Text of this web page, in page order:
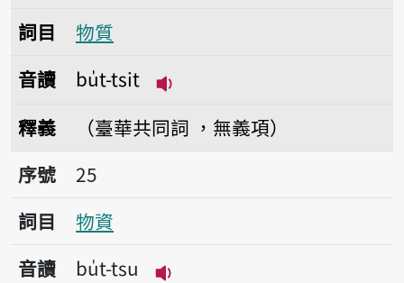
詞目
物質
音讀
bu̍t-tsit
釋義
（臺華共同詞 ，無義項）
序號25物資
序號
25
詞目
物資
音讀
bu̍t-tsu